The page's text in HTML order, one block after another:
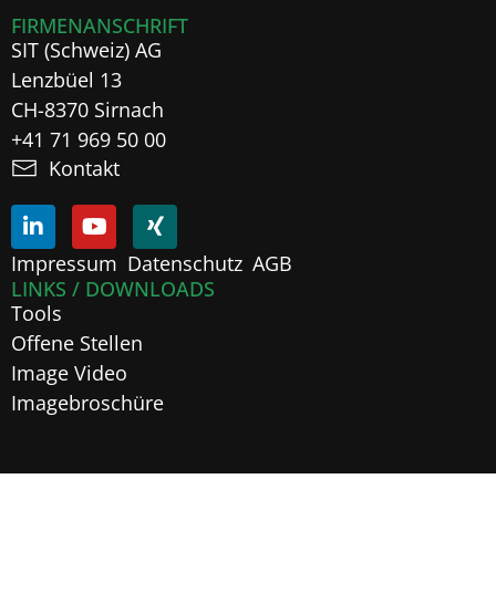
FIRMENANSCHRIFT
SIT (Schweiz) AG
Lenzbüel 13
CH-8370 Sirnach
+41 71 969 50 00
Kontakt
Impressum Datenschutz AGB
LINKS / DOWNLOADS
Tools
Offene Stellen
Image Video
Imagebroschüre